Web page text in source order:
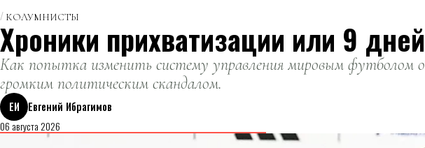
КОЛУМНИСТЫ
Хроники прихватизации или 9
Как попытка изменить систему управления мировым футболом
громким политическим скандалом.
ЕИ
Евгений Ибрагимов
06 августа 2026